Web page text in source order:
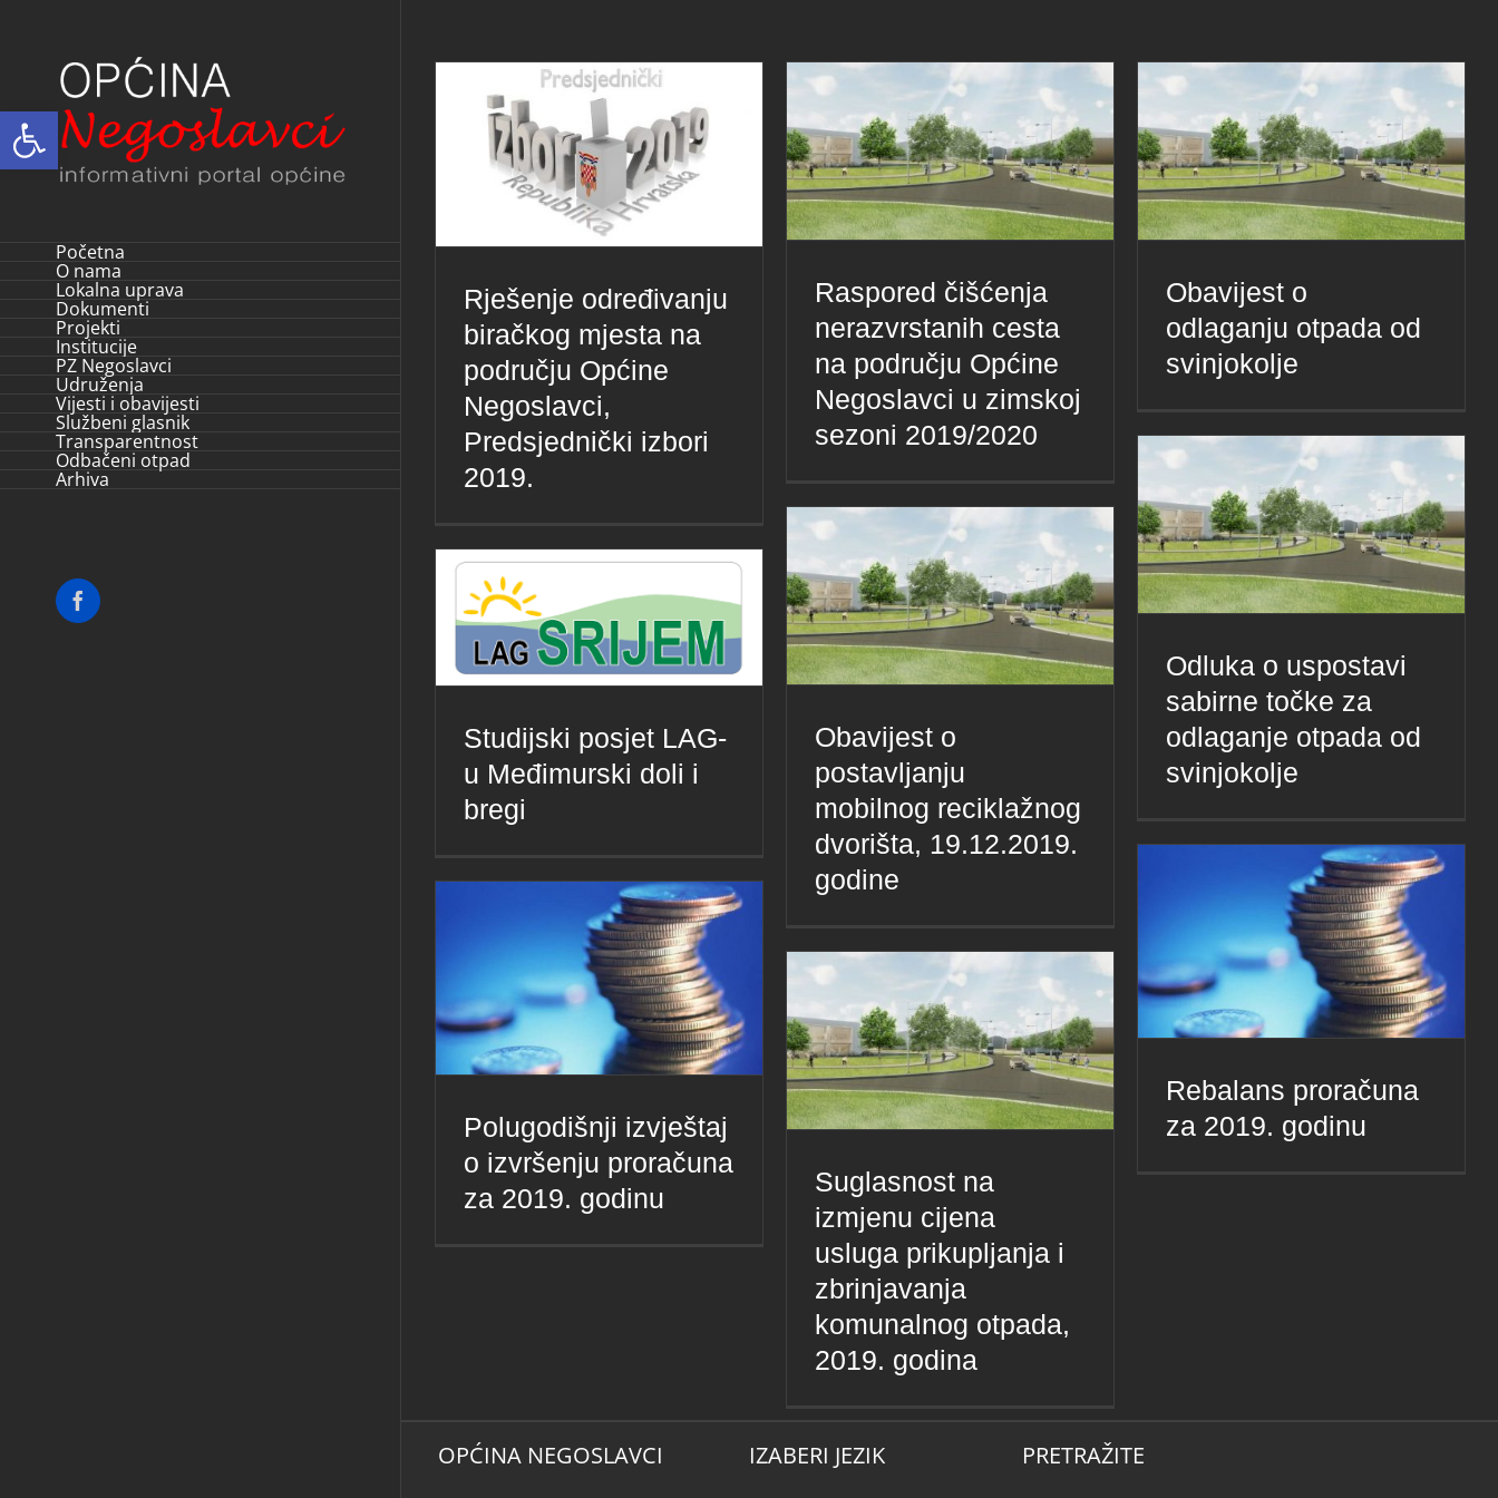
Open toolbar
Početna
O nama
Lokalna uprava
Dokumenti
Projekti
Institucije
PZ Negoslavci
Udruženja
Vijesti i obavijesti
Službeni glasnik
Transparentnost
Odbačeni otpad
Arhiva
Facebook
Rješenje određivanju
biračkog mjesta na
području Općine
Negoslavci,
Predsjednički izbori
2019.
Raspored čišćenja
nerazvrstanih cesta
na području Općine
Negoslavci u zimskoj
sezoni 2019/2020
Obavijest o
odlaganju otpada od
svinjokolje
Odluka o uspostavi
sabirne točke za
odlaganje otpada od
svinjokolje
Obavijest o
postavljanju
mobilnog reciklažnog
dvorišta, 19.12.2019.
godine
Studijski posjet LAG-
u Međimurski doli i
bregi
Rebalans proračuna
za 2019. godinu
Polugodišnji izvještaj
o izvršenju proračuna
za 2019. godinu
Suglasnost na
izmjenu cijena
usluga prikupljanja i
zbrinjavanja
komunalnog otpada,
2019. godina
OPĆINA NEGOSLAVCI IZABERI JEZIK PRETRAŽITE